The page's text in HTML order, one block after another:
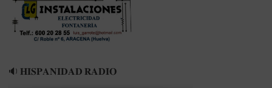
🔉 𝐇𝐈𝐒𝐏𝐀𝐍𝐈𝐃𝐀𝐃 𝐑𝐀𝐃𝐈𝐎